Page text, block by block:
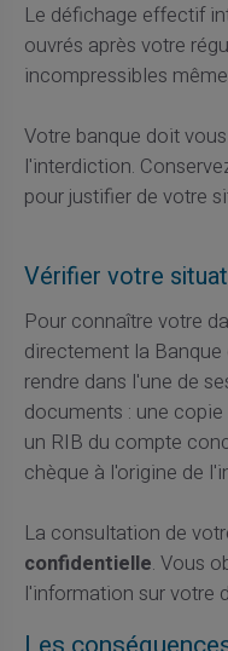
Le défichage effectif
ouvrés après votre
incompressibles
Votre banque doit
l'interdiction.
pour justifier de votre
Vérifier votre
Pour connaître votre
directement la
rendre dans l'une de
documents : une
un RIB du compte
chèque à l'origine de
La consultation de
confidentielle. Vous
l'information sur votre